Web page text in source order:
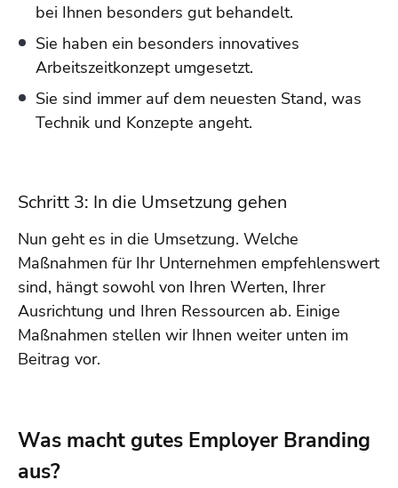
bei Ihnen besonders gut behandelt.
Sie haben ein besonders innovatives
Arbeitszeitkonzept umgesetzt.
Sie sind immer auf dem neuesten Stand, was
Technik und Konzepte angeht.
Schritt 3: In die Umsetzung gehen
Nun geht es in die Umsetzung. Welche
Maßnahmen für Ihr Unternehmen empfehlenswert
sind, hängt sowohl von Ihren Werten, Ihrer
Ausrichtung und Ihren Ressourcen ab. Einige
Maßnahmen stellen wir Ihnen weiter unten im
Beitrag vor.
Was macht gutes Employer Branding
aus?